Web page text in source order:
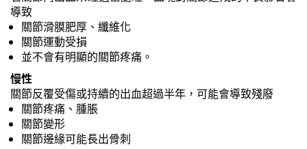
導致
關節滑膜肥厚、纖維化
關節運動受損
並不會有明顯的關節疼痛。
慢性
關節反覆受傷或持續的出血超過半年，可能會導致殘廢
關節疼痛、腫脹
關節變形
關節邊緣可能長出骨刺